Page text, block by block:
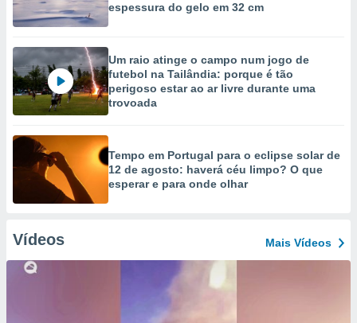
espessura do gelo em 32 cm
Um raio atinge o campo num jogo de
futebol na Tailândia: porque é tão
perigoso estar ao ar livre durante uma
trovoada
Tempo em Portugal para o eclipse solar de
12 de agosto: haverá céu limpo? O que
esperar e para onde olhar
Vídeos Mais Vídeos